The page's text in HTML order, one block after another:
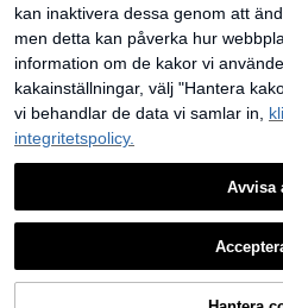
5 st silikonhållare för mobiltelefon
med sugkopp, mobilställ med sugko
pp, självhäftande mobilhållare, själv
häftande mobilställ (rengör ytan no
ggrant före användning för att säke
28
kan inaktivera dessa genom att
men detta kan påverka hur
information om de kakor vi
kakainställningar, välj "Hantera
vi behandlar de data vi samlar in,
integritetspolicy.
Avvisa